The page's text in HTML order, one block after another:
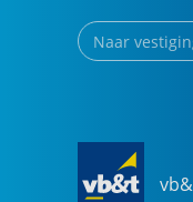
Naar